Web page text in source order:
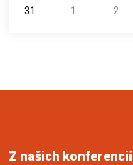
31 1 2
Z našich konferencií